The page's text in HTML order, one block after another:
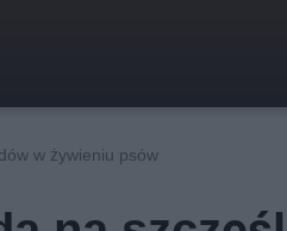
w żywieniu psów